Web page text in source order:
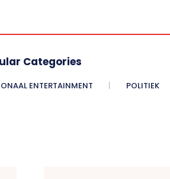
Categories
ENTERTAINMENT POLITIEK